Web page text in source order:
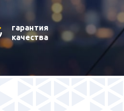
гарантия
качества